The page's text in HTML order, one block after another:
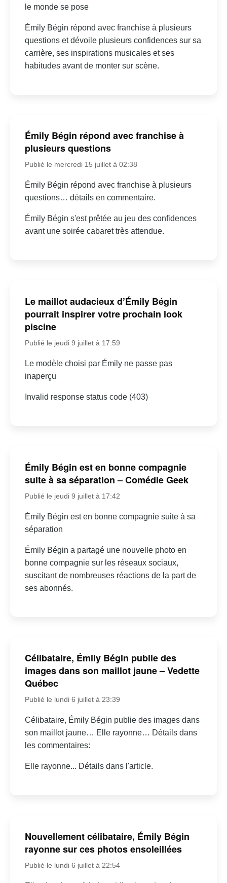
le monde se pose
Émily Bégin répond avec franchise à plusieurs
questions et dévoile plusieurs confidences sur sa
carrière, ses inspirations musicales et ses
habitudes avant de monter sur scène.
Émily Bégin répond avec franchise à
plusieurs questions
Publié le mercredi 15 juillet à 02:38
Émily Bégin répond avec franchise à plusieurs
questions… détails en commentaire.
Émily Bégin s'est prêtée au jeu des confidences
avant une soirée cabaret très attendue.
Le maillot audacieux d’Émily Bégin
pourrait inspirer votre prochain look
piscine
Publié le jeudi 9 juillet à 17:59
Le modèle choisi par Émily ne passe pas
inaperçu
Invalid response status code (403)
Émily Bégin est en bonne compagnie
suite à sa séparation – Comédie Geek
Publié le jeudi 9 juillet à 17:42
Émily Bégin est en bonne compagnie suite à sa
séparation
Émily Bégin a partagé une nouvelle photo en
bonne compagnie sur les réseaux sociaux,
suscitant de nombreuses réactions de la part de
ses abonnés.
Célibataire, Émily Bégin publie des
images dans son maillot jaune – Vedette
Québec
Publié le lundi 6 juillet à 23:39
Célibataire, Émily Bégin publie des images dans
son maillot jaune… Elle rayonne… Détails dans
les commentaires:
Elle rayonne... Détails dans l'article.
Nouvellement célibataire, Émily Bégin
rayonne sur ces photos ensoleillées
Publié le lundi 6 juillet à 22:54